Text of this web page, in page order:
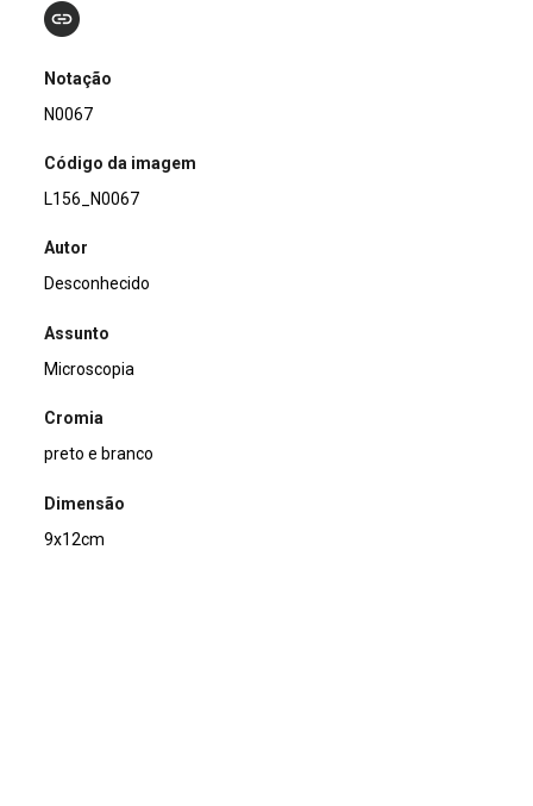
Notação
N0067
Código da imagem
L156_N0067
Autor
Desconhecido
Assunto
Microscopia
Cromia
preto e branco
Dimensão
9x12cm